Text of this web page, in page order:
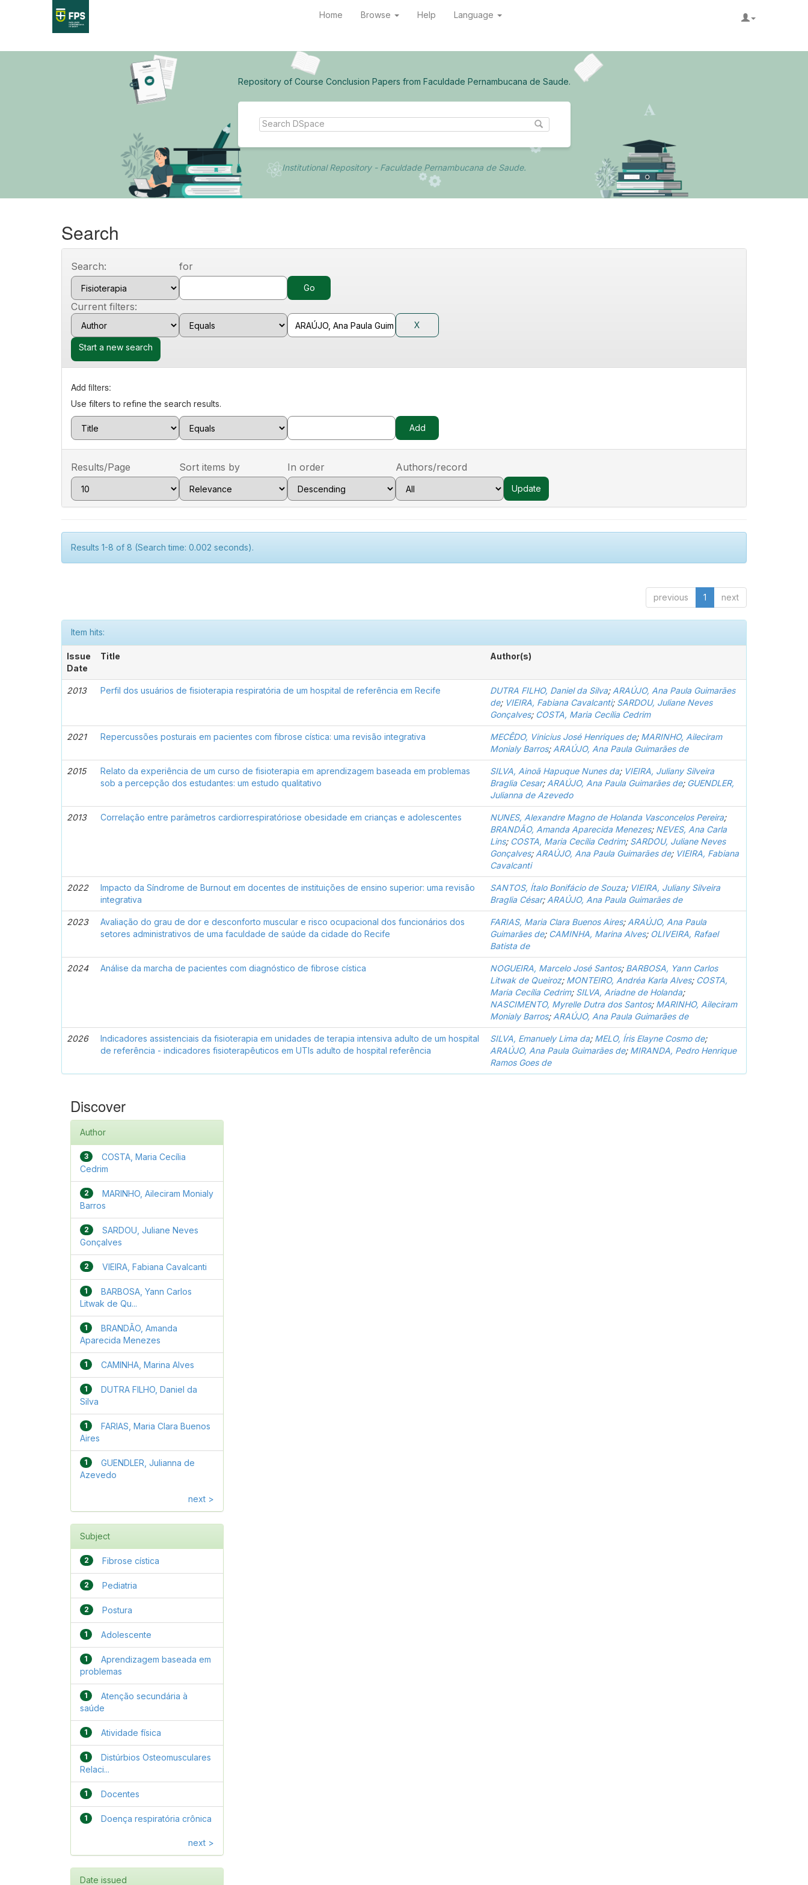
Home Browse Help Language
Repository of Course Conclusion Papers from Faculdade Pernambucana de Saude.
Institutional Repository - Faculdade Pernambucana de Saude.
Search
Search: for
Current filters:
Start a new search
Add filters:
Use filters to refine the search results.
Results/Page Sort items by In order Authors/record
Results 1-8 of 8 (Search time: 0.002 seconds).
previous 1 next
Item hits:
Issue
Date
Title Author(s)
2013 Perfil dos usuários de fisioterapia respiratória de um hospital de referência em Recife DUTRA FILHO, Daniel da Silva; ARAÚJO, Ana Paula Guimarães
de; VIEIRA, Fabiana Cavalcanti; SARDOU, Juliane Neves
Gonçalves; COSTA, Maria Cecília Cedrim
2021 Repercussões posturais em pacientes com fibrose cística: uma revisão integrativa MECÊDO, Vinicius José Henriques de; MARINHO, Aileciram
Monialy Barros; ARAÚJO, Ana Paula Guimarães de
2015
Relato da experiência de um curso de fisioterapia em aprendizagem baseada em problemas
sob a percepção dos estudantes: um estudo qualitativo
SILVA, Ainoã Hapuque Nunes da; VIEIRA, Juliany Silveira
Braglia Cesar; ARAÚJO, Ana Paula Guimarães de; GUENDLER,
Julianna de Azevedo
2013 Correlação entre parâmetros cardiorrespiratóriose obesidade em crianças e adolescentes NUNES, Alexandre Magno de Holanda Vasconcelos Pereira;
BRANDÃO, Amanda Aparecida Menezes; NEVES, Ana Carla
Lins; COSTA, Maria Cecília Cedrim; SARDOU, Juliane Neves
Gonçalves; ARAÚJO, Ana Paula Guimarães de; VIEIRA, Fabiana
Cavalcanti
2022
Impacto da Síndrome de Burnout em docentes de instituições de ensino superior: uma revisão
integrativa
SANTOS, Ítalo Bonifácio de Souza; VIEIRA, Juliany Silveira
Braglia César; ARAÚJO, Ana Paula Guimarães de
2023
Avaliação do grau de dor e desconforto muscular e risco ocupacional dos funcionários dos
setores administrativos de uma faculdade de saúde da cidade do Recife
FARIAS, Maria Clara Buenos Aires; ARAÚJO, Ana Paula
Guimarães de; CAMINHA, Marina Alves; OLIVEIRA, Rafael
Batista de
2024 Análise da marcha de pacientes com diagnóstico de fibrose cística NOGUEIRA, Marcelo José Santos; BARBOSA, Yann Carlos
Litwak de Queiroz; MONTEIRO, Andréa Karla Alves; COSTA,
Maria Cecília Cedrim; SILVA, Ariadne de Holanda;
NASCIMENTO, Myrelle Dutra dos Santos; MARINHO, Aileciram
Monialy Barros; ARAÚJO, Ana Paula Guimarães de
2026
Indicadores assistenciais da fisioterapia em unidades de terapia intensiva adulto de um hospital
de referência - indicadores fisioterapêuticos em UTIs adulto de hospital referência
SILVA, Emanuely Lima da; MELO, Íris Elayne Cosmo de;
ARAÚJO, Ana Paula Guimarães de; MIRANDA, Pedro Henrique
Ramos Goes de
Discover
Author
3
COSTA, Maria Cecília
Cedrim
2
MARINHO, Aileciram Monialy
Barros
2
SARDOU, Juliane Neves
Gonçalves
2 VIEIRA, Fabiana Cavalcanti
1
BARBOSA, Yann Carlos
Litwak de Qu...
1
BRANDÃO, Amanda
Aparecida Menezes
1 CAMINHA, Marina Alves
1
DUTRA FILHO, Daniel da
Silva
1
FARIAS, Maria Clara Buenos
Aires
1
GUENDLER, Julianna de
Azevedo
next >
Subject
2 Fibrose cística
2 Pediatria
2 Postura
1 Adolescente
1
Aprendizagem baseada em
problemas
1
Atenção secundária à
saúde
1 Atividade física
1
Distúrbios Osteomusculares
Relaci...
1 Docentes
1 Doença respiratória crônica
next >
Date issued